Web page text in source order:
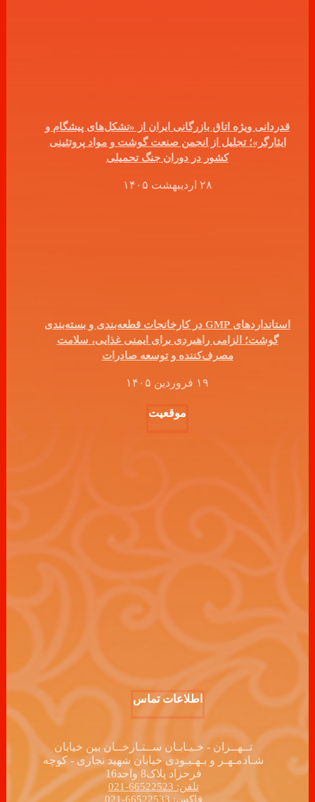
قدردانی ویژه اتاق بازرگانی ایران از «تشکل‌های پیشگام و
ایثارگر»؛ تجلیل از انجمن صنعت گوشت و مواد پروتئینی
کشور در دوران جنگ تحمیلی
۲۸ اردیبهشت ۱۴۰۵
استانداردهای GMP در کارخانجات قطعه‌بندی و بسته‌بندی
گوشت؛ الزامی راهبردی برای ایمنی غذایی، سلامت
مصرف‌کننده و توسعه صادرات
۱۹ فروردین ۱۴۰۵
موقعیت
اطلاعات تماس
تــهــران - خـیـابـان ســتـارخــان بین خیابان
شـادمـهـر و بـهـبـودی خیابان شهید نجاری - کوچه
فرحزاد پلاک8 واحد16
تلفن: 66522523-021
فاکس: 66522533-021